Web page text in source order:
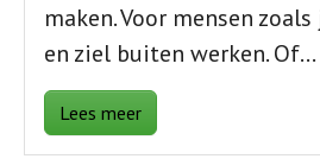
maken. Voor mensen
en ziel buiten werken. Of…
Lees meer